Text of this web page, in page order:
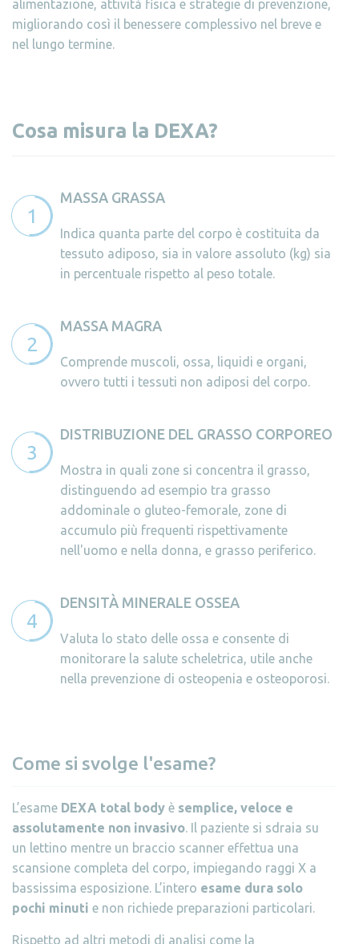
alimentazione, attività fisica e strategie di prevenzione,
migliorando così il benessere complessivo nel breve e
nel lungo termine.
Cosa misura la DEXA?
MASSA GRASSA
Indica quanta parte del corpo è costituita da
tessuto adiposo, sia in valore assoluto (kg) sia
in percentuale rispetto al peso totale.
MASSA MAGRA
Comprende muscoli, ossa, liquidi e organi,
ovvero tutti i tessuti non adiposi del corpo.
DISTRIBUZIONE DEL GRASSO CORPOREO
Mostra in quali zone si concentra il grasso,
distinguendo ad esempio tra grasso
addominale o gluteo-femorale, zone di
accumulo più frequenti rispettivamente
nell'uomo e nella donna, e grasso periferico.
DENSITÀ MINERALE OSSEA
Valuta lo stato delle ossa e consente di
monitorare la salute scheletrica, utile anche
nella prevenzione di osteopenia e osteoporosi.
Come si svolge l'esame?
L’esame DEXA total body è semplice, veloce e
assolutamente non invasivo. Il paziente si sdraia su
un lettino mentre un braccio scanner effettua una
scansione completa del corpo, impiegando raggi X a
bassissima esposizione. L’intero esame dura solo
pochi minuti e non richiede preparazioni particolari.
Rispetto ad altri metodi di analisi come la